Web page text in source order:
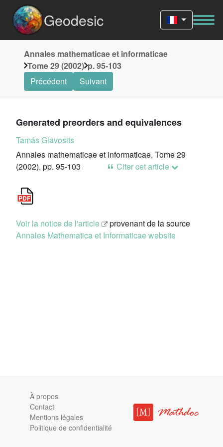
Geodesic
Annales mathematicae et informaticae
Tome 29 (2002) p. 95-103
Précédent
Suivant
Generated preorders and equivalences
Tamás Glavosits
Annales mathematicae et informaticae, Tome 29
(2002), pp. 95-103
Citer cet article
Voir la notice de l'article
provenant de la source
Annales Mathematica et Informaticae website
À propos
Contact
Mentions légales
Politique de confidentialité